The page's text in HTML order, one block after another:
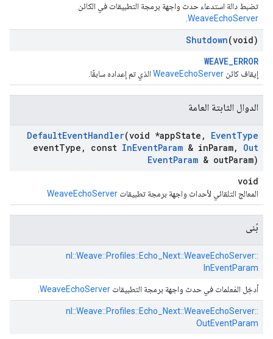
تضبط دالة استدعاء حدث واجهة برمجة التطبيقات في الكائن
WeaveEchoServer
Shutdown(void)
WEAVE_ERROR
إيقاف كائن WeaveEchoServer الذي تم إعداده سابقًا.
الدوال الثابتة العامة
DefaultEventHandler(void *appState , EventType
eventType , const InEventParam & inParam,
Out
EventParam & outParam)
void
المعالج التلقائي لأحداث واجهة برمجة تطبيقات WeaveEchoServer
بُنى
nl::Weave::Profiles::Echo_Next::WeaveEchoServer::
InEventParam
أدخِل المَعلمات في حدث واجهة برمجة التطبيقات WeaveEchoServer
nl::Weave::Profiles::Echo_Next::WeaveEchoServer::
OutEventParam